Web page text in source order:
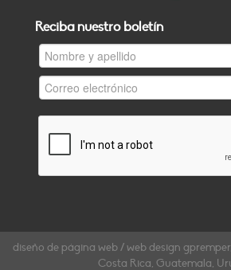
Reciba nuestro boletín
diseño de página web / web design
Costa Rica, Guatemala,